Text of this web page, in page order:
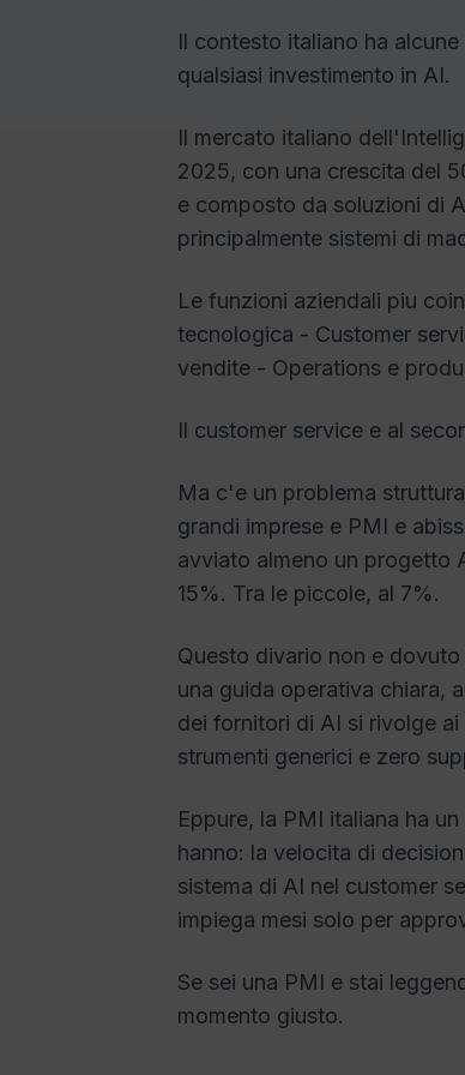
Il contesto italiano ha
qualsiasi investimento in AI.
Il mercato italiano
2025, con una crescita del
e composto da soluzioni di
principalmente sistemi di
Le funzioni aziendali piu
tecnologica - Customer
vendite - Operations e
Il customer service e al
Ma c'e un problema
grandi imprese e PMI e
avviato almeno un progetto
15%. Tra le piccole, al 7%.
Questo divario non e
una guida operativa chiara,
dei fornitori di AI si rivolge
strumenti generici e zero
Eppure, la PMI italiana ha
hanno: la velocita di
sistema di AI nel customer
impiega mesi solo per
Se sei una PMI e stai
momento giusto.